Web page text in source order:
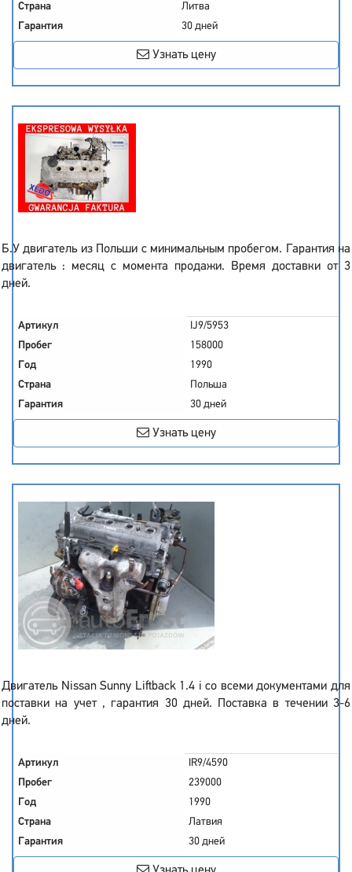
Страна
Литва
Гарантия
30 дней
Узнать цену
Б.У двигатель из Польши с минимальным пробегом. Гарантия на
двигатель : месяц с момента продажи. Время доставки от 3
дней.
Артикул
IJ9/5953
Пробег
158000
Год
1990
Страна
Польша
Гарантия
30 дней
Узнать цену
Двигатель Nissan Sunny Liftback 1.4 i со всеми документами для
поставки на учет , гарантия 30 дней. Поставка в течении 3-6
дней.
Артикул
IR9/4590
Пробег
239000
Год
1990
Страна
Латвия
Гарантия
30 дней